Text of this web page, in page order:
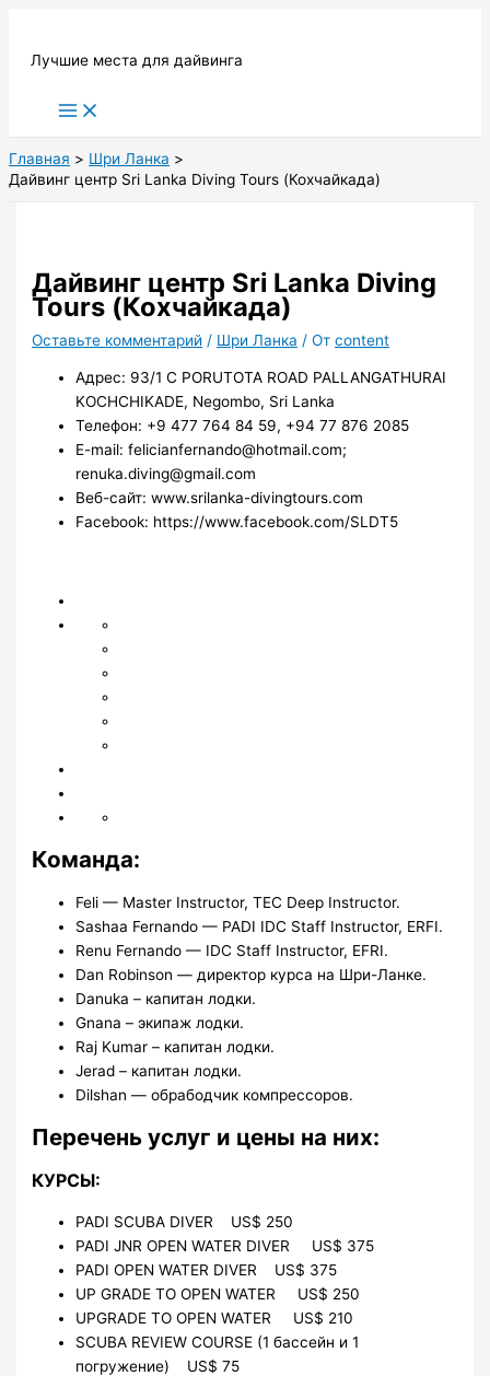
содержимому
Лучшие места для дайвинга
Main
Menu
Главная
Шри Ланка
Дайвинг центр Sri Lanka Diving Tours (Кохчайкада)
Дайвинг центр Sri Lanka Diving
Tours (Кохчайкада)
Оставьте комментарий / Шри Ланка / Отcontent
Адрес: 93/1 C PORUTOTA ROAD PALLANGATHURAI
KOCHCHIKADE, Negombo, Sri Lanka
Телефон: +9 477 764 84 59, +94 77 876 2085
E-mail: felicianfernando@hotmail.com;
renuka.diving@gmail.com
Веб-сайт: www.srilanka-divingtours.com
Facebook: https://www.facebook.com/SLDT5
Команда:
Feli — Master Instructor, TEC Deep Instructor.
Sashaa Fernando — PADI IDC Staff Instructor, ERFI.
Renu Fernando — IDC Staff Instructor, EFRI.
Dan Robinson — директор курса на Шри-Ланке.
Danuka – капитан лодки.
Gnana – экипаж лодки.
Raj Kumar – капитан лодки.
Jerad – капитан лодки.
Dilshan — обрабодчик компрессоров.
Перечень услуг и цены на них:
КУРСЫ:
PADI SCUBA DIVER US$ 250
PADI JNR OPEN WATER DIVER US$ 375
PADI OPEN WATER DIVER US$ 375
UP GRADE TO OPEN WATER US$ 250
UPGRADE TO OPEN WATER US$ 210
SCUBA REVIEW COURSE (1 бассейн и 1
погружение) US$ 75